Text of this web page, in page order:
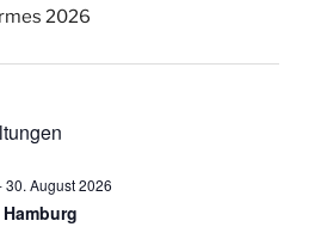
2026
30. August 2026